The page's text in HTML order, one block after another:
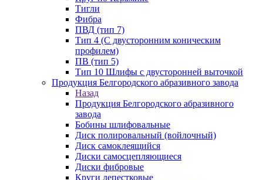
Тигли
Фибра
ПВД (тип 7)
Тип 4 (С двусторонним коническим
профилем)
ПВ (тип 5)
Тип 10 Шлифы с двусторонней выточкой
Продукция Белгородского абразивного завода
Назад
Продукция Белгородского абразивного
завода
Бобины шлифовальные
Диск полировальный (войлочный)
Диск самоклеящийся
Диски самосцепляющиеся
Диски фибровые
Круги лепестковые